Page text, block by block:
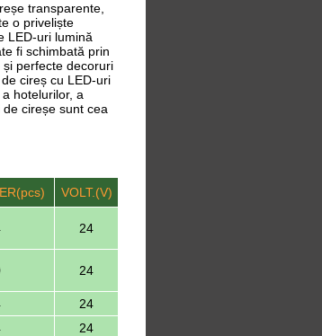
transparente,
o priveliște
LED-uri lumină
fi schimbată prin
perfecte decoruri
cireș cu LED-uri
hotelurilor, a
cireșe sunt cea
VOLT.(V)
24
24
24
24